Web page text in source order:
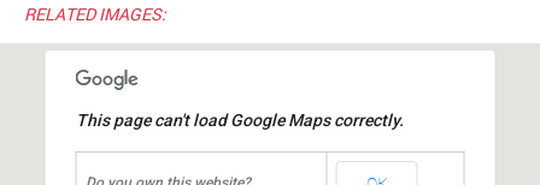
RELATED IMAGES:
This page can't load Google Maps correctly.